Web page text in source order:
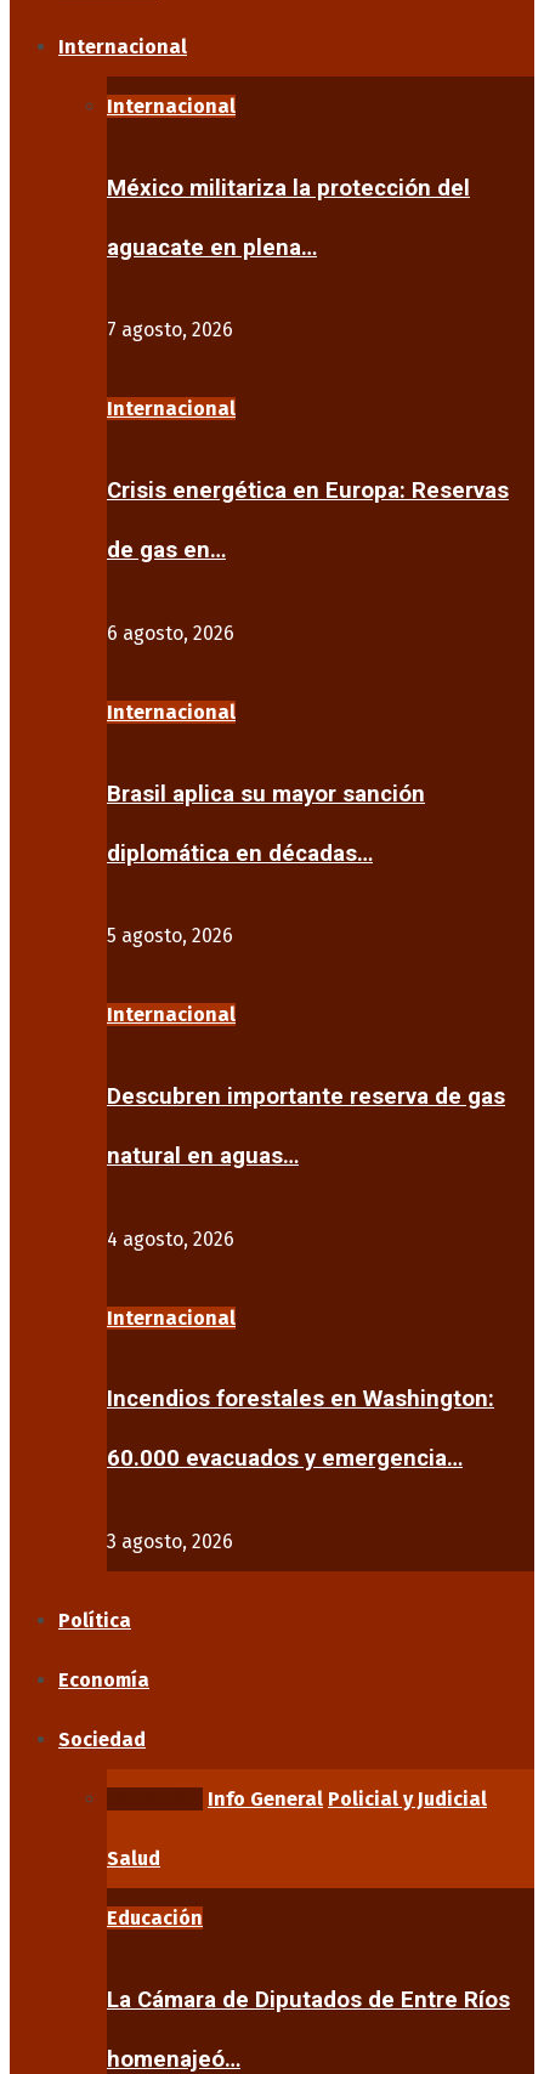
Internacional
Internacional
México militariza la protección del
aguacate en plena…
7 agosto, 2026
Internacional
Crisis energética en Europa: Reservas
de gas en…
6 agosto, 2026
Internacional
Brasil aplica su mayor sanción
diplomática en décadas…
5 agosto, 2026
Internacional
Descubren importante reserva de gas
natural en aguas…
4 agosto, 2026
Internacional
Incendios forestales en Washington:
60.000 evacuados y emergencia…
3 agosto, 2026
Política
Economía
Sociedad
Info General Policial y Judicial
Salud
Educación
La Cámara de Diputados de Entre Ríos
homenajeó…